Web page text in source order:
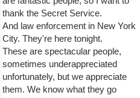
thank the Secret Service.
And law enforcement in New York
City. They're here tonight.
These are spectacular people,
sometimes underappreciated
unfortunately, but we appreciate
them. We know what they go